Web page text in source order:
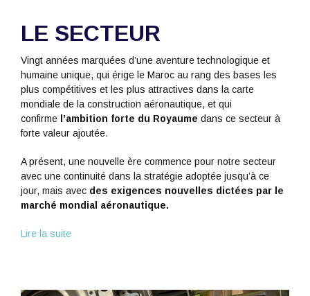
LE SECTEUR
Vingt années marquées d’une aventure technologique et
humaine unique, qui érige le Maroc au rang des bases les
plus compétitives et les plus attractives dans la carte
mondiale de la construction aéronautique, et qui
confirme l’ambition forte du Royaume dans ce secteur à
forte valeur ajoutée.
A présent, une nouvelle ère commence pour notre secteur
avec une continuité dans la stratégie adoptée jusqu’à ce
jour, mais avec des exigences nouvelles dictées par le
marché mondial aéronautique.
Lire la suite